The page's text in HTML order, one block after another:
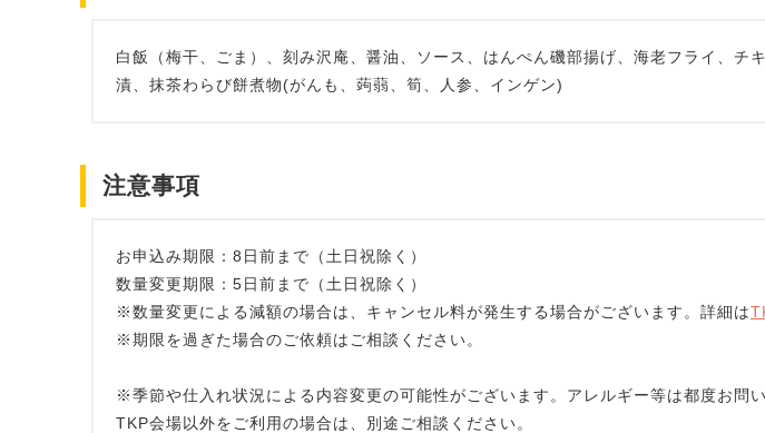
白飯（梅干、ごま）、刻み沢庵、醤油、ソース、はんぺん磯部揚げ、海老フライ、
漬、抹茶わらび餅煮物(がんも、蒟蒻、筍、人参、インゲン)
注意事項
お申込み期限：8日前まで（土日祝除く）
数量変更期限：5日前まで（土日祝除く）
※数量変更による減額の場合は、キャンセル料が発生する場合がございます。詳細は
※期限を過ぎた場合のご依頼はご相談ください。
※季節や仕入れ状況による内容変更の可能性がございます。アレルギー等は都度お問い
TKP会場以外をご利用の場合は、別途ご相談ください。